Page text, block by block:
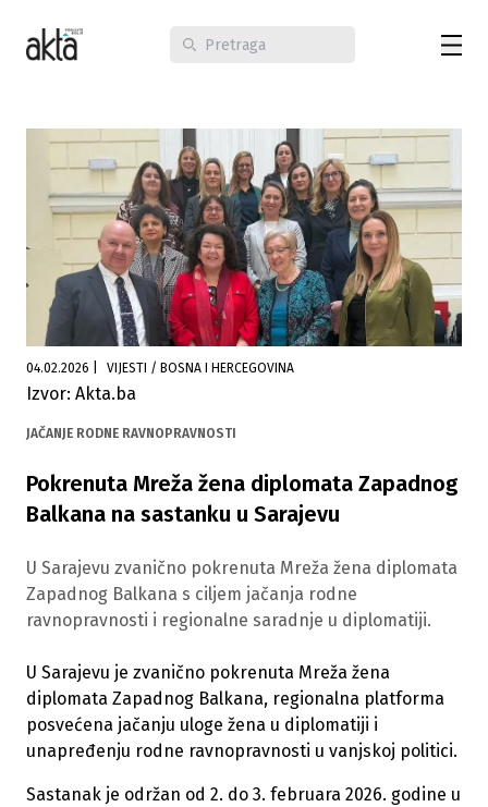
04.02.2026 VIJESTI / BOSNA I HERCEGOVINA
Izvor: Akta.ba
JAČANJE RODNE RAVNOPRAVNOSTI
Pokrenuta Mreža žena diplomata Zapadnog
Balkana na sastanku u Sarajevu
U Sarajevu zvanično pokrenuta Mreža žena diplomata
Zapadnog Balkana s ciljem jačanja rodne
ravnopravnosti i regionalne saradnje u diplomatiji.
U Sarajevu je zvanično pokrenuta Mreža žena
diplomata Zapadnog Balkana, regionalna platforma
posvećena jačanju uloge žena u diplomatiji i
unapređenju rodne ravnopravnosti u vanjskoj politici.
Sastanak je održan od 2. do 3. februara 2026. godine u